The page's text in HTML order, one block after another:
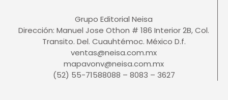
Grupo Editorial Neisa
Dirección: Manuel Jose Othon # 186 Interior 2B, Col.
Transito. Del. Cuauhtémoc. México D.f.
ventas@neisa.com.mx
mapavonv@neisa.com.mx
(52) 55-71588088 – 8083 – 3627